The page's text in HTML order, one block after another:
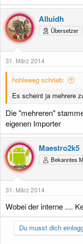
Alluidh
Übersetzer
31. März 2014
hohleweg schrieb:
Es scheint ja mehrere
Die "mehreren"
eigenen Importer
Maestro2k5
Bekanntes
31. März 2014
Wobei der interne ....
Du musst dich